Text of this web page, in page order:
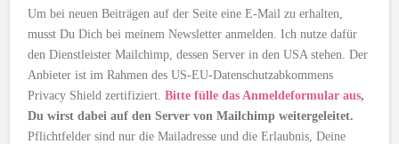
Um bei neuen Beiträgen auf der Seite eine E-Mail zu erhalten,
musst Du Dich bei meinem Newsletter anmelden. Ich nutze dafür
den Dienstleister Mailchimp, dessen Server in den USA stehen. Der
Anbieter ist im Rahmen des US-EU-Datenschutzabkommens
Privacy Shield zertifiziert.Bitte fülle das Anmeldeformular aus,
Du wirst dabei auf den Server von Mailchimp weitergeleitet.
Pflichtfelder sind nur die Mailadresse und die Erlaubnis, Deine